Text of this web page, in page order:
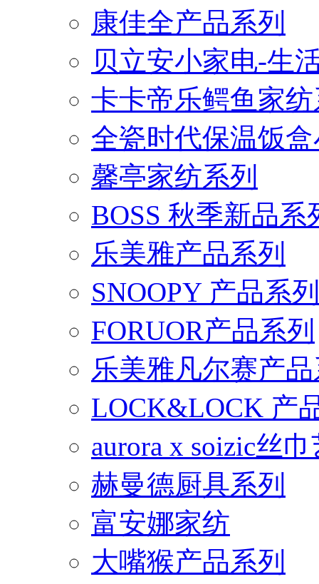
康佳全产品系列
贝立安小家电-生
卡卡帝乐鳄鱼家
全瓷时代保温饭
馨亭家纺系列
BOSS 秋季新品系
乐美雅产品系列
SNOOPY 产品系列
FORUOR产品系列
乐美雅凡尔赛产
LOCK&LOCK 产
aurora x soizic丝
赫曼德厨具系列
富安娜家纺
大嘴猴产品系列